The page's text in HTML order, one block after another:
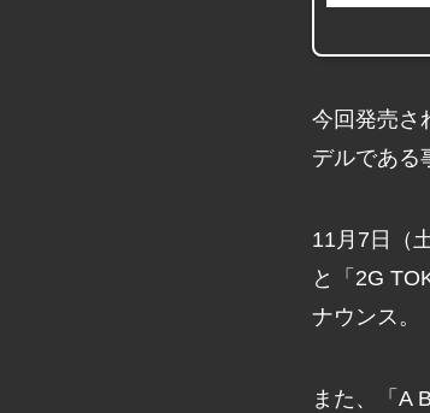
今回発売さ
デルである
11月7日（
と「2G
ナウンス。
また、「A